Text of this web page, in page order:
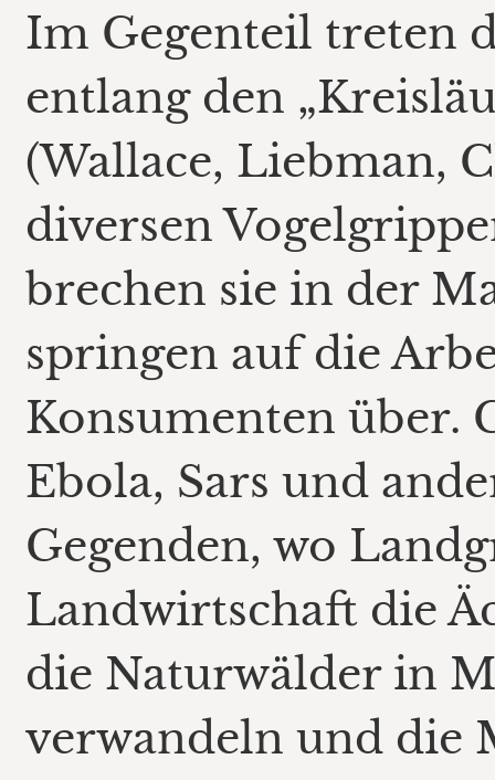
Im Gegenteil treten
entlang den
(Wallace, Liebman,
diversen
brechen sie in der
springen auf die
Konsumenten über.
Ebola, Sars und
Gegenden, wo
Landwirtschaft die
die Naturwälder in
verwandeln und die